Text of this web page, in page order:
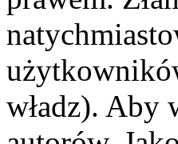
władz). Aby